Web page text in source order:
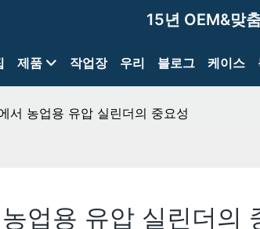
15년 OEM&맞
제품 작업장 우리 블로그 케이스
서 농업용 유압 실린더의 중요성
업용 유압 실린더의